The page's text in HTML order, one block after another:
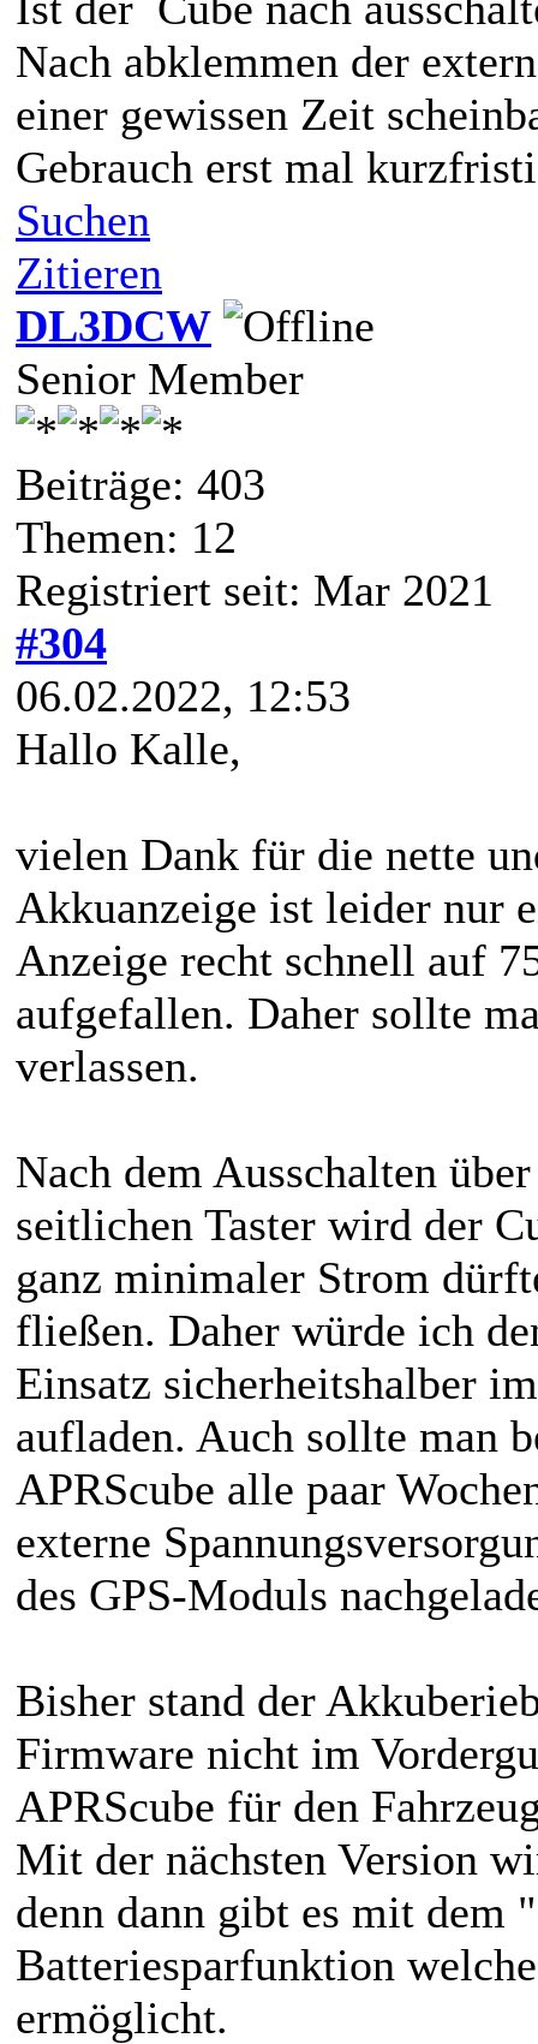
Nach abklemmen der
einer gewissen Zeit
Gebrauch erst mal
Suchen
Zitieren
DL3DCW
Senior Member
Beiträge: 403
Themen: 12
Registriert seit: Mar 2021
#304
06.02.2022, 12:53
Hallo Kalle,
vielen Dank für die nette
Akkuanzeige ist leider nur
Anzeige recht schnell auf
aufgefallen. Daher sollte
verlassen.
Nach dem Ausschalten
seitlichen Taster wird der
ganz minimaler Strom
fließen. Daher würde ich
Einsatz sicherheitshalber
aufladen. Auch sollte man
APRScube alle paar
externe
des GPS-Moduls
Bisher stand der
Firmware nicht im
APRScube für den
Mit der nächsten Version
denn dann gibt es mit dem
Batteriesparfunktion
ermöglicht.